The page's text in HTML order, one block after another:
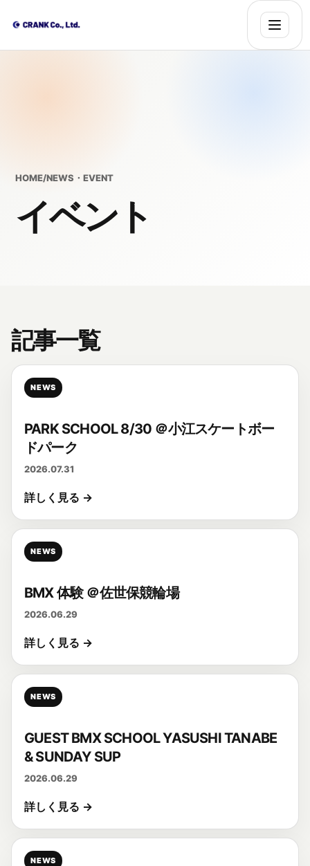
HOME/NEWS・EVENT
イベント
記事一覧
NEWS
PARK SCHOOL 8/30 ＠小江スケートボー
ドパーク
2026.07.31
詳しく見る →
NEWS
BMX 体験 ＠佐世保競輪場
2026.06.29
詳しく見る →
NEWS
GUEST BMX SCHOOL YASUSHI TANABE
& SUNDAY SUP
2026.06.29
詳しく見る →
NEWS